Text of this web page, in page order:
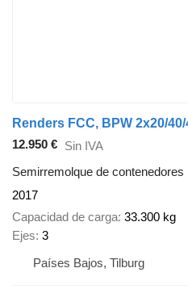
12.950 € Sin IVA
Semirremolque de contenedores
2017
Capacidad de carga 33.300 kg
Ejes 3
Países Bajos, Tilburg